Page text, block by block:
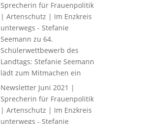
Sprecherin für Frauenpolitik
| Artenschutz | Im Enzkreis
unterwegs - Stefanie
Seemann zu64.
Schülerwettbewerb des
Landtags: Stefanie Seemann
lädt zum Mitmachen ein
Newsletter Juni 2021 |
Sprecherin für Frauenpolitik
| Artenschutz | Im Enzkreis
unterwegs - Stefanie